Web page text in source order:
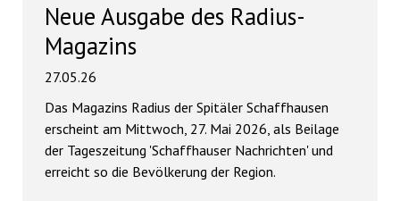
Neue Ausgabe des Radius-
Magazins
27.05.26
Das Magazins Radius der Spitäler Schaffhausen
erscheint am Mittwoch, 27. Mai 2026, als Beilage
der Tageszeitung 'Schaffhauser Nachrichten' und
erreicht so die Bevölkerung der Region.